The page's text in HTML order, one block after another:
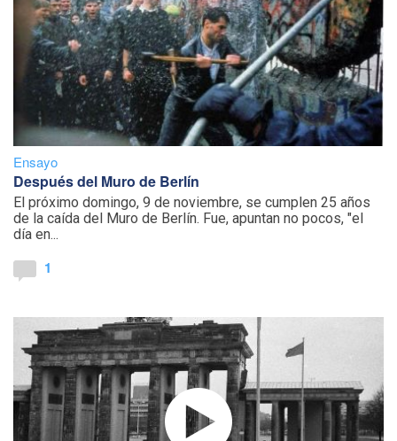
Ensayo
Después del Muro de Berlín
El próximo domingo, 9 de noviembre, se cumplen 25 años
de la caída del Muro de Berlín. Fue, apuntan no pocos, "el
día en...
1